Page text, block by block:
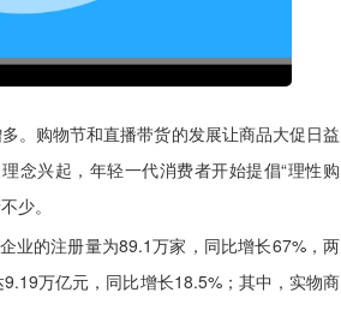
。购物节和直播带货的发展让商品大促日益
念兴起，年轻一代消费者开始提倡“理性购
少。
业的注册量为89.1万家，同比增长67%，两
万亿元，同比增长18.5%；其中，实物商